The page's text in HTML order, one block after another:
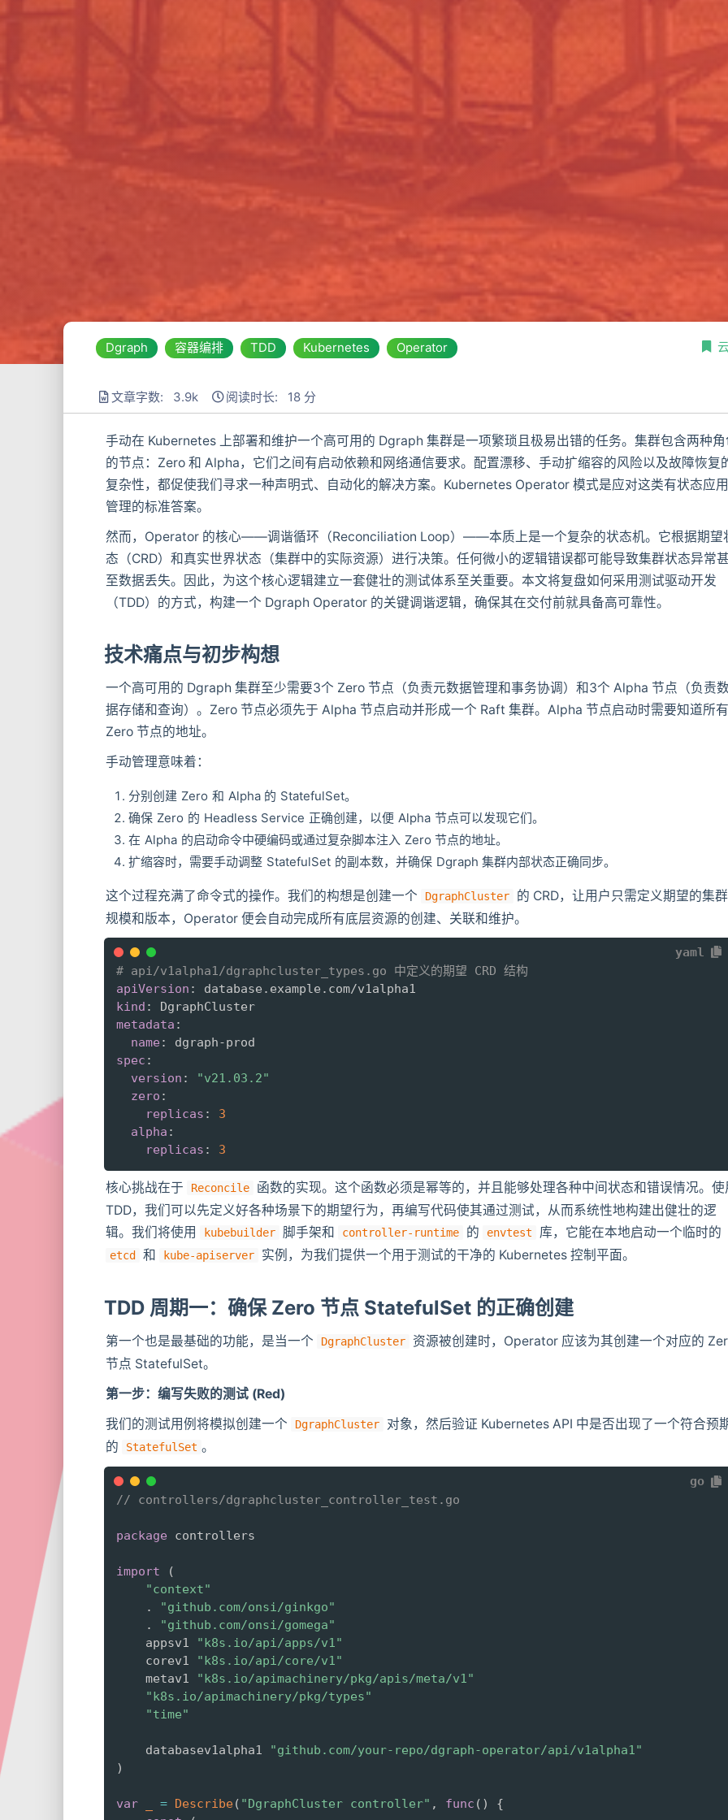
Dgraph 容器编排 TDD Kubernetes Operator
文章字数: 3.9k 阅读时长: 18 分
手动在 Kubernetes 上部署和维护一个高可用的 Dgraph 集群是一项繁琐且极易出错的任务。集群包含两种
的节点：Zero 和 Alpha，它们之间有启动依赖和网络通信要求。配置漂移、手动扩缩容的风险以及故障恢复
复杂性，都促使我们寻求一种声明式、自动化的解决方案。Kubernetes Operator 模式是应对这类有状态应
管理的标准答案。
然而，Operator 的核心——调谐循环（Reconciliation Loop）——本质上是一个复杂的状态机。它根据期望
态（CRD）和真实世界状态（集群中的实际资源）进行决策。任何微小的逻辑错误都可能导致集群状态异常
至数据丢失。因此，为这个核心逻辑建立一套健壮的测试体系至关重要。本文将复盘如何采用测试驱动开发
（TDD）的方式，构建一个 Dgraph Operator 的关键调谐逻辑，确保其在交付前就具备高可靠性。
技术痛点与初步构想
一个高可用的 Dgraph 集群至少需要3个 Zero 节点（负责元数据管理和事务协调）和3个 Alpha 节点（负责
据存储和查询）。Zero 节点必须先于 Alpha 节点启动并形成一个 Raft 集群。Alpha 节点启动时需要知道所
Zero 节点的地址。
手动管理意味着：
分别创建 Zero 和 Alpha 的 StatefulSet。
确保 Zero 的 Headless Service 正确创建，以便 Alpha 节点可以发现它们。
在 Alpha 的启动命令中硬编码或通过复杂脚本注入 Zero 节点的地址。
扩缩容时，需要手动调整 StatefulSet 的副本数，并确保 Dgraph 集群内部状态正确同步。
这个过程充满了命令式的操作。我们的构想是创建一个 DgraphCluster
的 CRD，让用户只需定义期望的集群
规模和版本，Operator 便会自动完成所有底层资源的创建、关联和维护。
yaml
# api/v1alpha1/dgraphcluster_types.go 中定义的期望 CRD 结构
apiVersion :
kind :
metadata :
name : dgraph-
spec :
version :
"v21.03.2"
zero :
replicas :
3
alpha :
replicas : 3
核心挑战在于 Reconcile
函数的实现。这个函数必须是幂等的，并且能够处理各种中间状态和错误情况。使
TDD，我们可以先定义好各种场景下的期望行为，再编写代码使其通过测试，从而系统性地构建出健壮的逻
辑。我们将使用
kubebuilder 脚手架和 controller-runtime 的 envtest 库，它能在本地启动一个临时的
etcd 和 kube-apiserver 实例，为我们提供一个用于测试的干净的 Kubernetes 控制平面。
TDD 周期一：确保 Zero 节点 StatefulSet 的正确创建
第一个也是最基础的功能，是当一个 DgraphCluster
资源被创建时，Operator 应该为其创建一个对应的
节点 StatefulSet。
第一步：编写失败的测试 (Red)
我们的测试用例将模拟创建一个
DgraphCluster
对象，然后验证 Kubernetes API 中是否出现了一个符合预
的
StatefulSet 。
go
// controllers/dgraphcluster_controller_test.go
package controllers
import
(
"context"
.
"github.com/onsi/ginkgo"
.
"github.com/onsi/gomega"
    appsv1
"k8s.io/api/apps/v1"
    corev1
"k8s.io/api/core/v1"
    metav1
"k8s.io/apimachinery/pkg/apis/meta/v1"
"k8s.io/apimachinery/pkg/types"
"time"
    databasev1alpha1
"github.com/your-repo/dgraph-operator/api/v1alpha1"
)
var = Describe( "DgraphCluster controller" , func ( )
{